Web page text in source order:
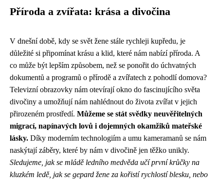
Příroda a zvířata: krása a divočina
V dnešní době, kdy se svět žene stále rychleji kupředu, je
důležité si připomínat krásu a klid, které nám nabízí příroda. A
co může být lepším způsobem, než se ponořit do úchvatných
dokumentů a programů o přírodě a zvířatech z pohodlí domova?
Televizní obrazovky nám otevírají okno do fascinujícího světa
divočiny a umožňují nám nahlédnout do života zvířat v jejich
přirozeném prostředí. Můžeme se stát svědky neuvěřitelných
migrací, napínavých lovů i dojemných okamžiků mateřské
lásky. Díky moderním technologiím a umu kameramanů se nám
naskýtají záběry, které by nám v divočině jen těžko unikly.
Sledujeme, jak se mládě ledního medvěda učí první krůčky na
kluzkém ledě, jak se gepard žene za kořistí rychlostí blesku, nebo